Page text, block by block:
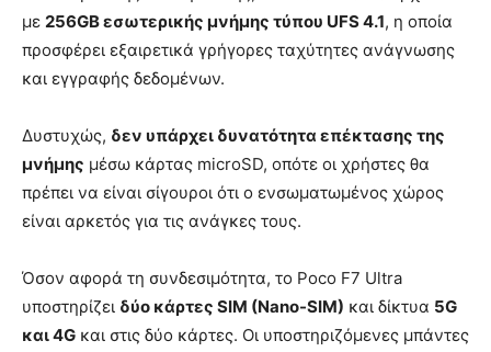
με 256GB εσωτερικής μνήμης τύπου UFS 4.1, η οποία
προσφέρει εξαιρετικά γρήγορες ταχύτητες ανάγνωσης
και εγγραφής δεδομένων.
Δυστυχώς, δεν υπάρχει δυνατότητα επέκτασης της
μνήμης μέσω κάρτας microSD, οπότε οι χρήστες θα
πρέπει να είναι σίγουροι ότι ο ενσωματωμένος χώρος
είναι αρκετός για τις ανάγκες τους.
Όσον αφορά τη συνδεσιμότητα, το Poco F7 Ultra
υποστηρίζει δύο κάρτες SIM (Nano-SIM) και δίκτυα 5G
και 4G και στις δύο κάρτες. Οι υποστηριζόμενες μπάντες